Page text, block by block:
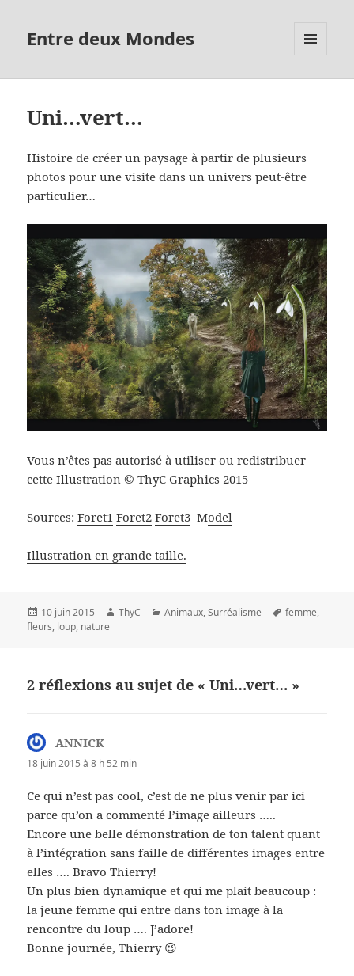
Entre deux Mondes
Uni…vert…
Histoire de créer un paysage à partir de plusieurs
photos pour une visite dans un univers peut-être
particulier…
Vous n’êtes pas autorisé à utiliser ou redistribuer
cette Illustration © ThyC Graphics 2015
Sources:Foret1 Foret2 Foret3 Model
Illustration en grande taille.
Publié
le
10 juin 2015 Auteur
ThyC Catégories
Animaux,Surréalisme
Mots-
femme,
fleurs, loup, nature
2 réflexions au sujet de « Uni…vert… »
ANNICK
18 juin 2015 à 8 h 52 min
Ce qui n’est pas cool, c’est de ne plus venir par ici
parce qu’on a commenté l’image ailleurs …..
Encore une belle démonstration de ton talent quant
à l’intégration sans faille de différentes images entre
elles …. Bravo Thierry!
Un plus bien dynamique et qui me plait beaucoup :
la jeune femme qui entre dans ton image à la
rencontre du loup …. J’adore!
Bonne journée, Thierry 😉